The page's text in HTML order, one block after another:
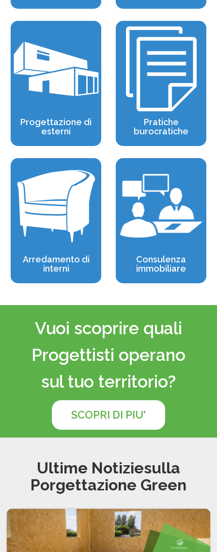
Progettazione di
esterni
Pratiche
burocratiche
Arredamento di
interni
Consulenza
immobiliare
Vuoi scoprire quali
Progettisti operano
sul tuo territorio?
SCOPRI DI PIU'
Ultime Notiziesulla
Porgettazione Green